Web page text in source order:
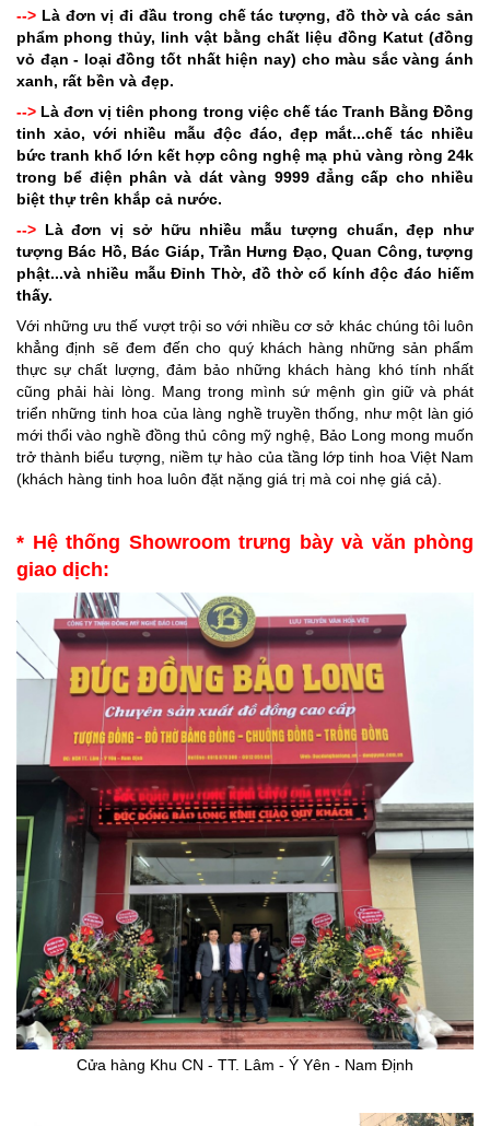
--> Là đơn vị đi đầu trong chế tác tượng, đồ thờ và các sản
phẩm phong thủy, linh vật bằng chất liệu đồng Katut (đồng
vỏ đạn - loại đồng tốt nhất hiện nay) cho màu sắc vàng ánh
xanh, rất bền và đẹp.
--> Là đơn vị tiên phong trong việc chế tác Tranh Bằng Đồng
tinh xảo, với nhiều mẫu độc đáo, đẹp mắt...chế tác nhiều
bức tranh khổ lớn kết hợp công nghệ mạ phủ vàng ròng 24k
trong bể điện phân và dát vàng 9999 đẳng cấp cho nhiều
biệt thự trên khắp cả nước.
--> Là đơn vị sở hữu nhiều mẫu tượng chuẩn, đẹp như
tượng Bác Hồ, Bác Giáp, Trần Hưng Đạo, Quan Công, tượng
phật...và nhiều mẫu Đỉnh Thờ, đồ thờ cổ kính độc đáo hiếm
thấy.
Với những ưu thế vượt trội so với nhiều cơ sở khác chúng tôi luôn
khẳng định sẽ đem đến cho quý khách hàng những sản phẩm
thực sự chất lượng, đảm bảo những khách hàng khó tính nhất
cũng phải hài lòng. Mang trong mình sứ mệnh gìn giữ và phát
triển những tinh hoa của làng nghề truyền thống, như một làn gió
mới thổi vào nghề đồng thủ công mỹ nghệ, Bảo Long mong muốn
trở thành biểu tượng, niềm tự hào của tầng lớp tinh hoa Việt Nam
(khách hàng tinh hoa luôn đặt nặng giá trị mà coi nhẹ giá cả).
* Hệ thống Showroom trưng bày và văn phòng
giao dịch:
Cửa hàng Khu CN - TT. Lâm - Ý Yên - Nam Định